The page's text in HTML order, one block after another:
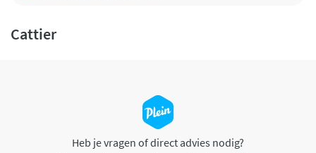
Cattier
Heb je vragen of direct advies nodig?